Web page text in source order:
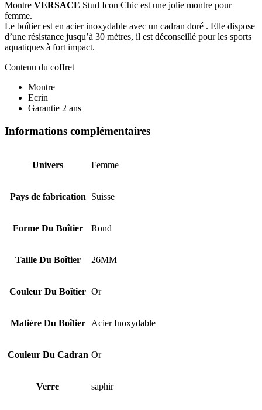
Montre VERSACE Stud Icon Chic est une jolie montre pour
femme.
Le boîtier est en acier inoxydable avec un cadran doré . Elle dispose
d’une résistance jusqu’à 30 mètres, il est déconseillé pour les sports
aquatiques à fort impact.
Contenu du coffret
Montre
Ecrin
Garantie 2 ans
Informations complémentaires
Univers Femme
Pays de fabrication Suisse
Forme Du Boîtier Rond
Taille Du Boîtier 26MM
Couleur Du Boîtier Or
Matière Du Boîtier Acier Inoxydable
Couleur Du Cadran Or
Verre saphir